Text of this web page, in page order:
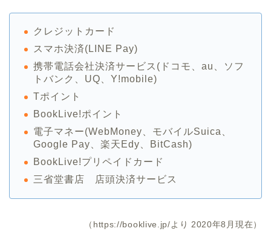
クレジットカード
スマホ決済(LINE Pay)
携帯電話会社決済サービス(ドコモ、au、ソフ
トバンク、UQ、Y!mobile)
Tポイント
BookLive!ポイント
電子マネー(WebMoney、モバイルSuica、
Google Pay、楽天Edy、BitCash)
BookLive!プリペイドカード
三省堂書店 店頭決済サービス
（https://booklive.jp/より 2020年8月現在）